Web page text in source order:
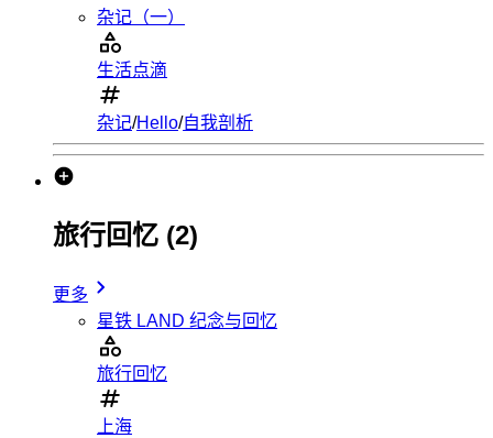
杂记（一）
生活点滴
杂记/Hello/自我剖析
旅行回忆 (2)
更多
星铁 LAND 纪念与回忆
旅行回忆
上海